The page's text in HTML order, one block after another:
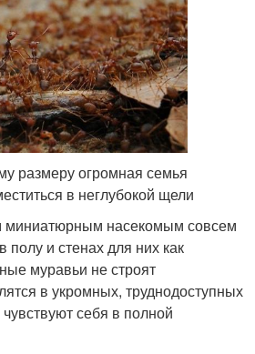
размеру огромная семья
в неглубокой щели
миниатюрным насекомым совсем
и стенах для них как
муравьи не строят
в укромных, труднодоступных
себя в полной